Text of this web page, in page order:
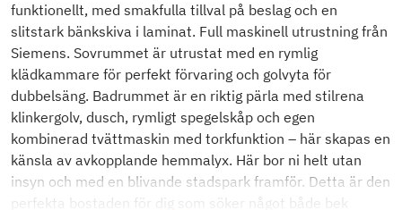
funktionellt, med smakfulla tillval på beslag och en
slitstark bänkskiva i laminat. Full maskinell utrustning från
Siemens. Sovrummet är utrustat med en rymlig
klädkammare för perfekt förvaring och golvyta för
dubbelsäng. Badrummet är en riktig pärla med stilrena
klinkergolv, dusch, rymligt spegelskåp och egen
kombinerad tvättmaskin med torkfunktion – här skapas en
känsla av avkopplande hemmalyx. Här bor ni helt utan
insyn och med en blivande stadspark framför. Detta är den
perfekta bostaden för dig som söker något både bek